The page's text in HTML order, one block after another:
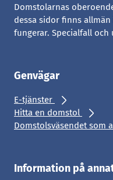
Domstolarnas
dessa sidor finns
fungerar. Specialfall
Genvägar
E-tjänster
Hitta en domstol
Domstolsväsendet som
Information på